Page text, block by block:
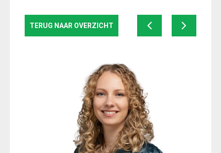
TERUG NAAR OVERZICHT